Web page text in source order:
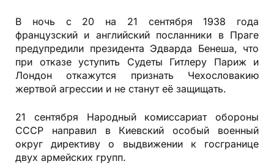
В ночь с 20 на 21 сентября 1938 года
французский и английский посланники в Праге
предупредили президента Эдварда Бенеша, что
при отказе уступить Судеты Гитлеру Париж и
Лондон откажутся признать Чехословакию
жертвой агрессии и не станут её защищать.
21 сентября Народный комиссариат обороны
СССР направил в Киевский особый военный
округ директиву о выдвижении к госгранице
двух армейских групп.